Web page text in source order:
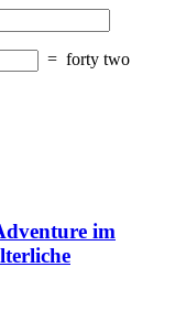
= forty two
im